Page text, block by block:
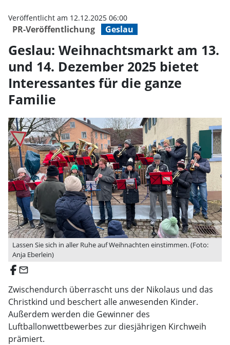
PR-Veröffentlichung Geslau
Veröffentlicht am 12.12.2025 06:00
Geslau: Weihnachtsmarkt am 13.
und 14. Dezember 2025 bietet
Interessantes für die ganze
Familie
Lassen Sie sich in aller Ruhe auf Weihnachten einstimmen. (Foto:
Anja Eberlein)
email
Zwischendurch überrascht uns der Nikolaus und das
Christkind und beschert alle anwesenden Kinder.
Außerdem werden die Gewinner des
Luftballonwettbewerbes zur diesjährigen Kirchweih
prämiert.